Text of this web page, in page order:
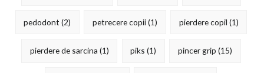
pedodont (2) petrecere copii(1) pierdere copil (1)
pierdere de sarcina (1) piks (1) pincer grip (15)